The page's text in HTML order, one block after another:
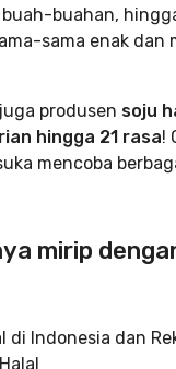
buahan,
sama enak dan
produsen soju
hingga 21 rasa!
mencoba
mirip